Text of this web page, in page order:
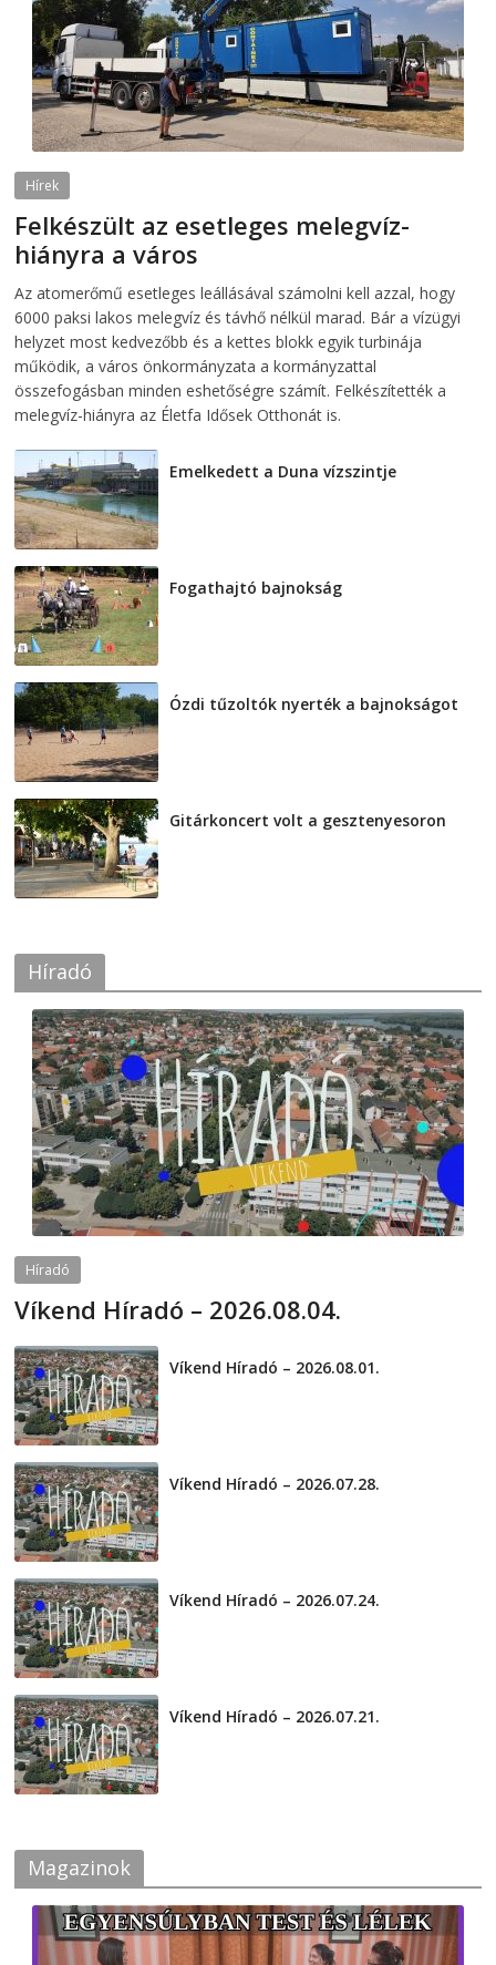
Hírek
Felkészült az esetleges melegvíz-
hiányra a város
Az atomerőmű esetleges leállásával számolni kell azzal, hogy
6000 paksi lakos melegvíz és távhő nélkül marad. Bár a vízügyi
helyzet most kedvezőbb és a kettes blokk egyik turbinája
működik, a város önkormányzata a kormányzattal
összefogásban minden eshetőségre számít. Felkészítették a
melegvíz-hiányra az Életfa Idősek Otthonát is.
Emelkedett a Duna vízszintje
Fogathajtó bajnokság
Ózdi tűzoltók nyerték a bajnokságot
Gitárkoncert volt a gesztenyesoron
Híradó
Híradó
Víkend Híradó – 2026.08.04.
Víkend Híradó – 2026.08.01.
Víkend Híradó – 2026.07.28.
Víkend Híradó – 2026.07.24.
Víkend Híradó – 2026.07.21.
Magazinok